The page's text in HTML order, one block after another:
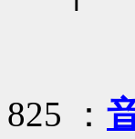
825 ：